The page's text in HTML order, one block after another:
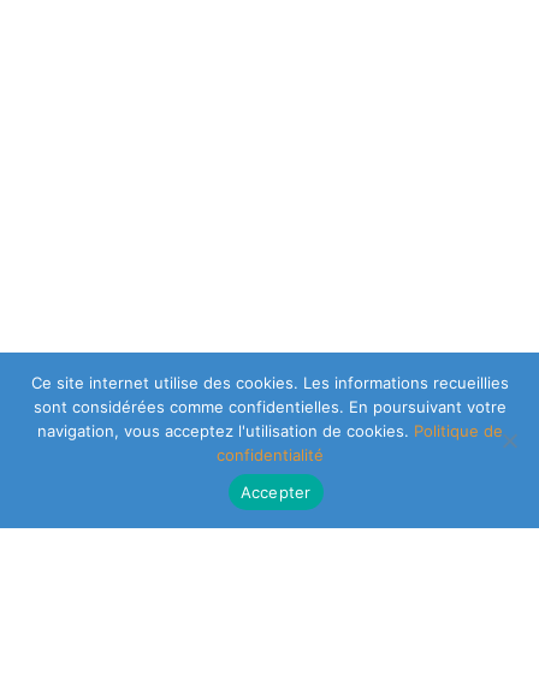
Ce site internet utilise des cookies. Les informations recueillies
sont considérées comme confidentielles. En poursuivant votre
navigation, vous acceptez l'utilisation de cookies. Politique de
confidentialité
Accepter